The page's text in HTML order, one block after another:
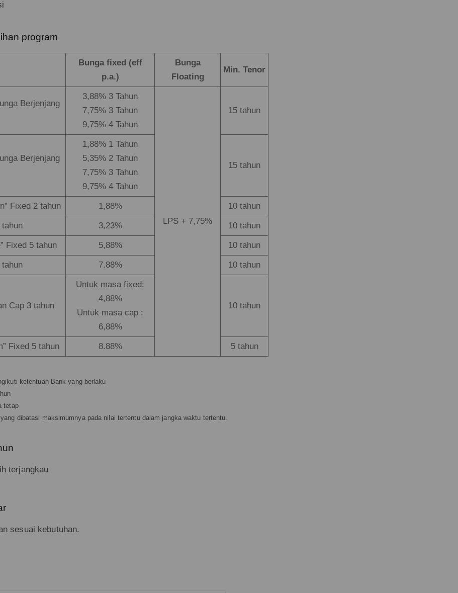
program
Bunga fixed (eff
p.a.)
Bunga
Floating
Min. Tenor
Berjenjang
3,88% 3 Tahun
7,75% 3 Tahun
9,75% 4 Tahun
LPS + 7,75%
15 tahun
Berjenjang
1,88% 1 Tahun
5,35% 2 Tahun
7,75% 3 Tahun
9,75% 4 Tahun
15 tahun
Fixed 2 tahun 1,88% 10 tahun
3,23% 10 tahun
Fixed 5 tahun 5,88% 10 tahun
7.88% 10 tahun
Cap 3 tahun
Untuk masa fixed:
4,88%
Untuk masa cap :
6,88%
10 tahun
Fixed 5 tahun 8.88% 5 tahun
ketentuan Bank yang berlaku
tetap
dibatasi maksimumnya pada nilai tertentu dalam jangka waktu tertentu.
terjangkau
sesuai kebutuhan.